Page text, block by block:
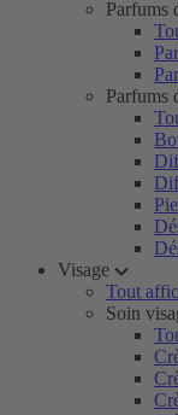
Parfums
Parfums
Visage
Tout
Soin